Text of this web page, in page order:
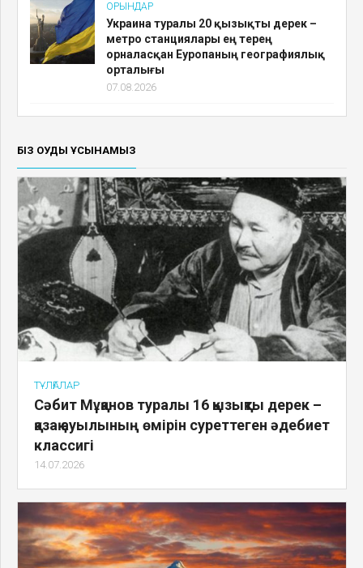
ОРЫНДАР
Украина туралы 20 қызықты дерек –
метро станциялары ең терең
орналасқан Еуропаның географиялық
орталығы
07.08.2026
БІЗ ОҚУДЫ ҰСЫНАМЫЗ
ТҰЛҒАЛАР
Сәбит Мұқанов туралы 16 қызықты дерек –
қазақ ауылының өмірін суреттеген әдебиет
классигі
14.07.2026